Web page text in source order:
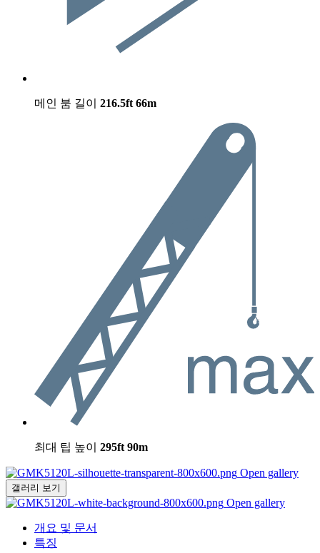
메인 붐 길이 216.5ft 66m
최대 팁 높이 295ft 90m
Open gallery
갤러리 보기
Open gallery
개요 및 문서
특징